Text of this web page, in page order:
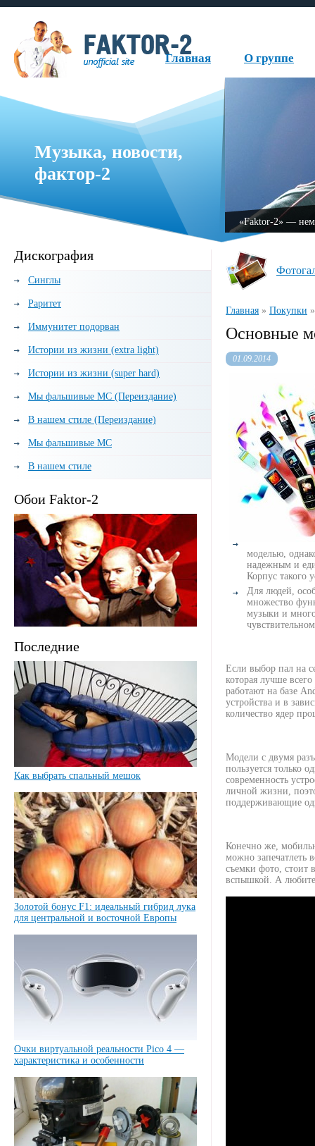
Главная О группе
Музыка, новости,
фактор-2
образованная в 1999 году. «Fаktor-2» —
Дискография
Синглы
Раритет
Иммунитет подорван
Истории из жизни (extra light)
Истории из жизни (super hard)
Мы фальшивые МС (Переиздание)
В нашем стиле (Переиздание)
Мы фальшивые МС
В нашем стиле
Обои Faktor-2
Последние
Как выбрать спальный мешок
Золотой бонус F1: идеальный гибрид лука
для центральной и восточной Европы
Очки виртуальной реальности Pico 4 —
характеристика и особенности
Главная » Покупки
Основные
01.09.2014
моделью,
надежным и
Корпус такого
Для людей,
множество
музыки и
Если выбор пал на
которая лучше
работают на базе
устройства и в
количество ядер
Модели с двумя
пользуется только
современность
личной жизни,
поддерживающие
Конечно же,
можно запечатлеть
съемки фото, стоит
вспышкой. А